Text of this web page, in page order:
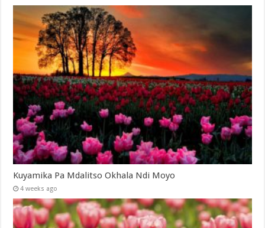
Kuyamika Pa Mdalitso Okhala Ndi Moyo
4 weeks ago